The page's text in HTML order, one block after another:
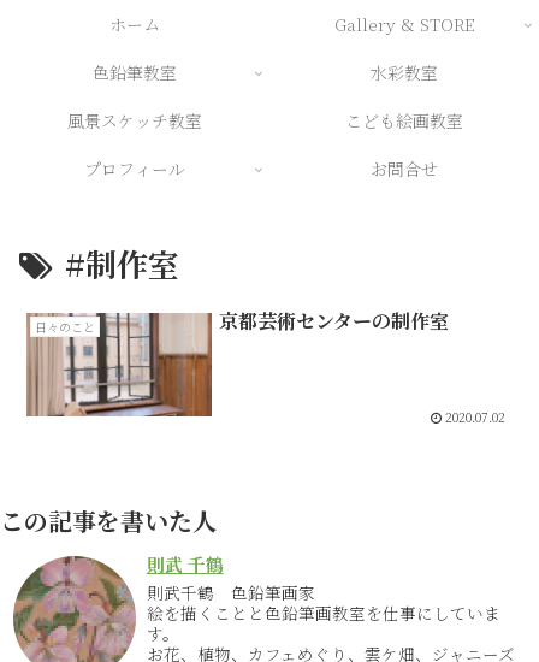
ホーム
Gallery & STORE
色鉛筆教室
水彩教室
風景スケッチ教室
こども絵画教室
プロフィール
お問合せ
#制作室
日々のこと 京都芸術センターの制作室
2020.07.02
この記事を書いた人
則武 千鶴
則武千鶴 色鉛筆画家
絵を描くことと色鉛筆画教室を仕事にしていま
す。
お花、植物、カフェめぐり、雲ケ畑、ジャニーズ